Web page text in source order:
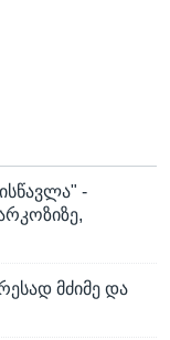
-
მძიმე და